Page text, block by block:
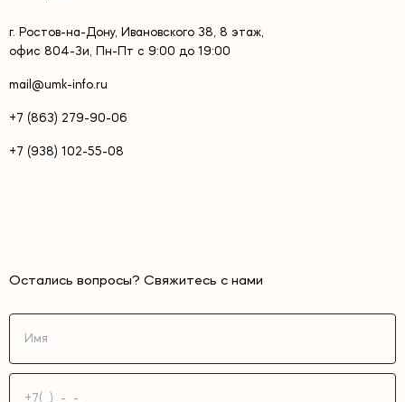
г. Ростов-на-Дону, Ивановского 38, 8 этаж,
офис 804-3и, Пн-Пт с 9:00 до 19:00
mail@umk-info.ru
+7 (863) 279-90-06
+7 (938) 102-55-08
Остались вопросы? Свяжитесь с нами